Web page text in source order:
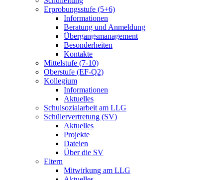
Erprobungsstufe (5+6)
Informationen
Beratung und Anmeldung
Übergangsmanagement
Besonderheiten
Kontakte
Mittelstufe (7-10)
Oberstufe (EF-Q2)
Kollegium
Informationen
Aktuelles
Schulsozialarbeit am LLG
Schülervertretung (SV)
Aktuelles
Projekte
Dateien
Über die SV
Eltern
Mitwirkung am LLG